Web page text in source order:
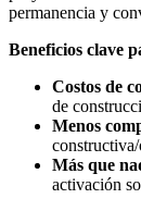
permanencia y
Beneficios clave
Costos de
de
Menos
Más que
activación